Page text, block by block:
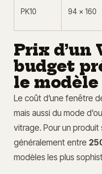
PK10 94 x 160
Prix d’un
budget
le modèle
Le coût d’une fenêtre
mais aussi du mode
vitrage. Pour un
généralement entre
modèles les plus